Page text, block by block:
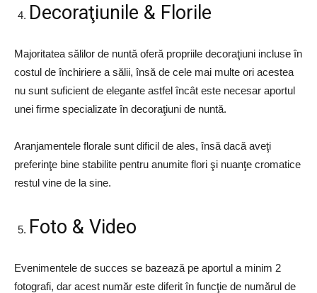
Decoraţiunile & Florile
Majoritatea sălilor de nuntă oferă propriile decoraţiuni incluse în
costul de închiriere a sălii, însă de cele mai multe ori acestea
nu sunt suficient de elegante astfel încât este necesar aportul
unei firme specializate în decoraţiuni de nuntă.
Aranjamentele florale sunt dificil de ales, însă dacă aveţi
preferinţe bine stabilite pentru anumite flori şi nuanţe cromatice
restul vine de la sine.
Foto & Video
Evenimentele de succes se bazează pe aportul a minim 2
fotografi, dar acest număr este diferit în funcţie de numărul de